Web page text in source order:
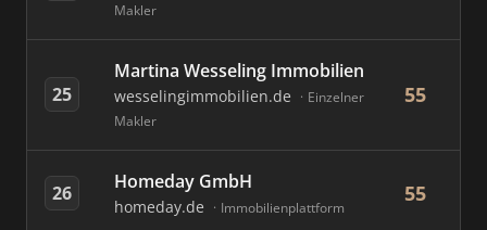
Makler
25
Martina Wesseling Immobilien
wesselingimmobilien.de
Einzelner
Makler
55
26 Homeday GmbH
homeday.de Immobilienplattform
55